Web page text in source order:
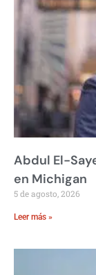
Abdul El-
en Michigan
5 de agosto, 2026
Leer más »